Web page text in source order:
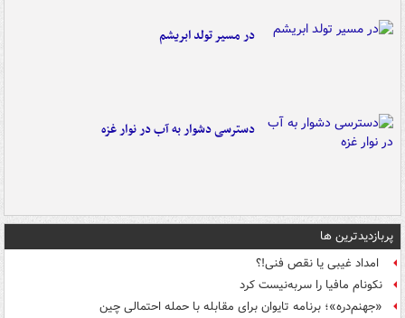
در مسیر تولد ابریشم
دسترسی دشوار به آب در نوار غزه
پربازدیدترین ها
امداد غیبی یا نقص فنی!؟
نکونام مافیا را سربه‌نیست کرد
«جهنم‌دره»؛ برنامه تایوان برای مقابله با حمله احتمالی چین